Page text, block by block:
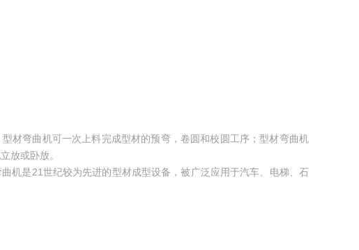
材弯曲机可一次上料完成型材的预弯，卷圆和校圆工序；型材弯曲机
放或卧放。
机是21世纪较为先进的型材成型设备，被广泛应用于汽车、电梯、石